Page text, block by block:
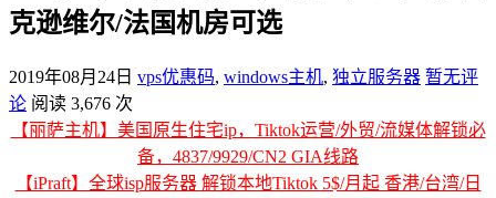
克逊维尔/法国机房可选
2019年08月24日 vps优惠码, windows主机, 独立服务器 暂无评
论 阅读 3,676 次
【丽萨主机】美国原生住宅ip，Tiktok运营/外贸/流媒体解锁必
备，4837/9929/CN2 GIA线路
【iPraft】全球isp服务器 解锁本地Tiktok 5$/月起 香港/台湾/日